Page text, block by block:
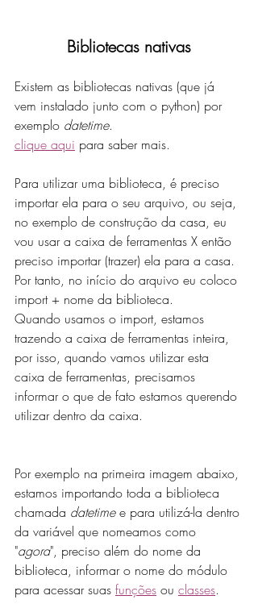
Bibliotecas nativas
Existem as bibliotecas nativas (que já
vem instalado junto com o python) por
exemplo datetime.
clique aqui para saber mais.
Para utilizar uma biblioteca, é preciso
importar ela para o seu arquivo, ou seja,
no exemplo de construção da casa, eu
vou usar a caixa de ferramentas X então
preciso importar (trazer) ela para a casa.
Por tanto, no início do arquivo eu coloco
import + nome da biblioteca.
Quando usamos o import, estamos
trazendo a caixa de ferramentas inteira,
por isso, quando vamos utilizar esta
caixa de ferramentas, precisamos
informar o que de fato estamos querendo
utilizar dentro da caixa.
Por exemplo na primeira imagem abaixo,
estamos importando toda a biblioteca
chamada datetime e para utilizá-la dentro
da variável que nomeamos como
"agora", preciso além do nome da
biblioteca, informar o nome do módulo
para acessar suas funções ou classes.